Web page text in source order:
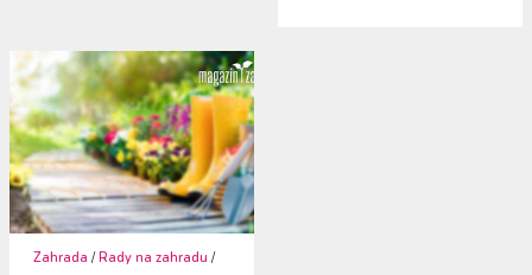
Zahrada /Rady na zahradu /